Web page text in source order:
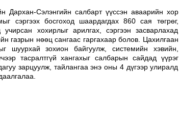
Дархан-Сэлэнгийн салбарт үүссэн аваарийн хор
сэргээх босгоход шаардагдах 860 сая төгрөг,
хохирлыг арилгах, сэргээн засварлахад
газрын нөөц сангаас гаргахаар болов. Цахилгаан
шуурхай зохион байгуулж, системийн хэвийн,
тасралтгүй хангахыг салбарын сайдад үүрэг
зарцуулж, тайлангаа энэ оны 4 дүгээр улиралд